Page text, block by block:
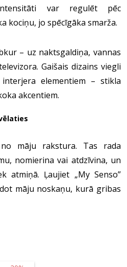
var regulēt pēc
kociņu, jo spēcīgāka smarža.
– uz naktsgaldiņa, vannas
Gaišais dizains viegli
elementiem – stikla
akcentiem.
māju rakstura. Tas rada
nomierina vai atdzīvina, un
atmiņā. Ļaujiet „My Senso”
māju noskaņu, kurā gribas